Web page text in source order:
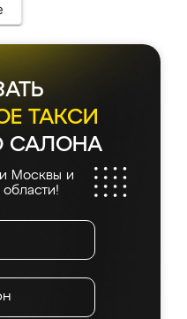
ТАКСИ
САЛОНА
Москвы и